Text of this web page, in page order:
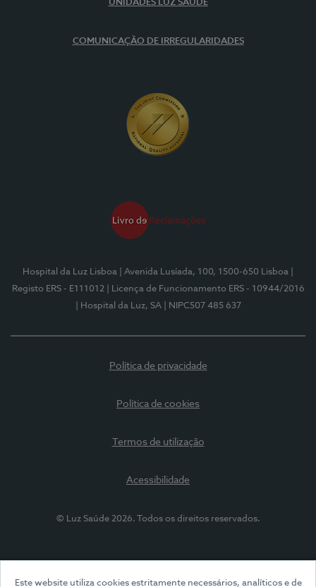
Este website utiliza cookies estritamente necessários, analíticos e de
UNIDADES LUZ SAÚDE
COMUNICAÇÃO DE IRREGULARIDADES
Hospital da Luz Lisboa | Avenida Lusíada, 100, 1500-650 Lisboa
Registo ERS - E111012
| Licença de Funcionamento ERS - 10944/2016
| Hospital da Luz, SA
| NIPC507 485 637
Política de privacidade
Política de cookies
Termos de utilização
Acessibilidade
© Luz Saúde 2026. Todos os direitos reservados.